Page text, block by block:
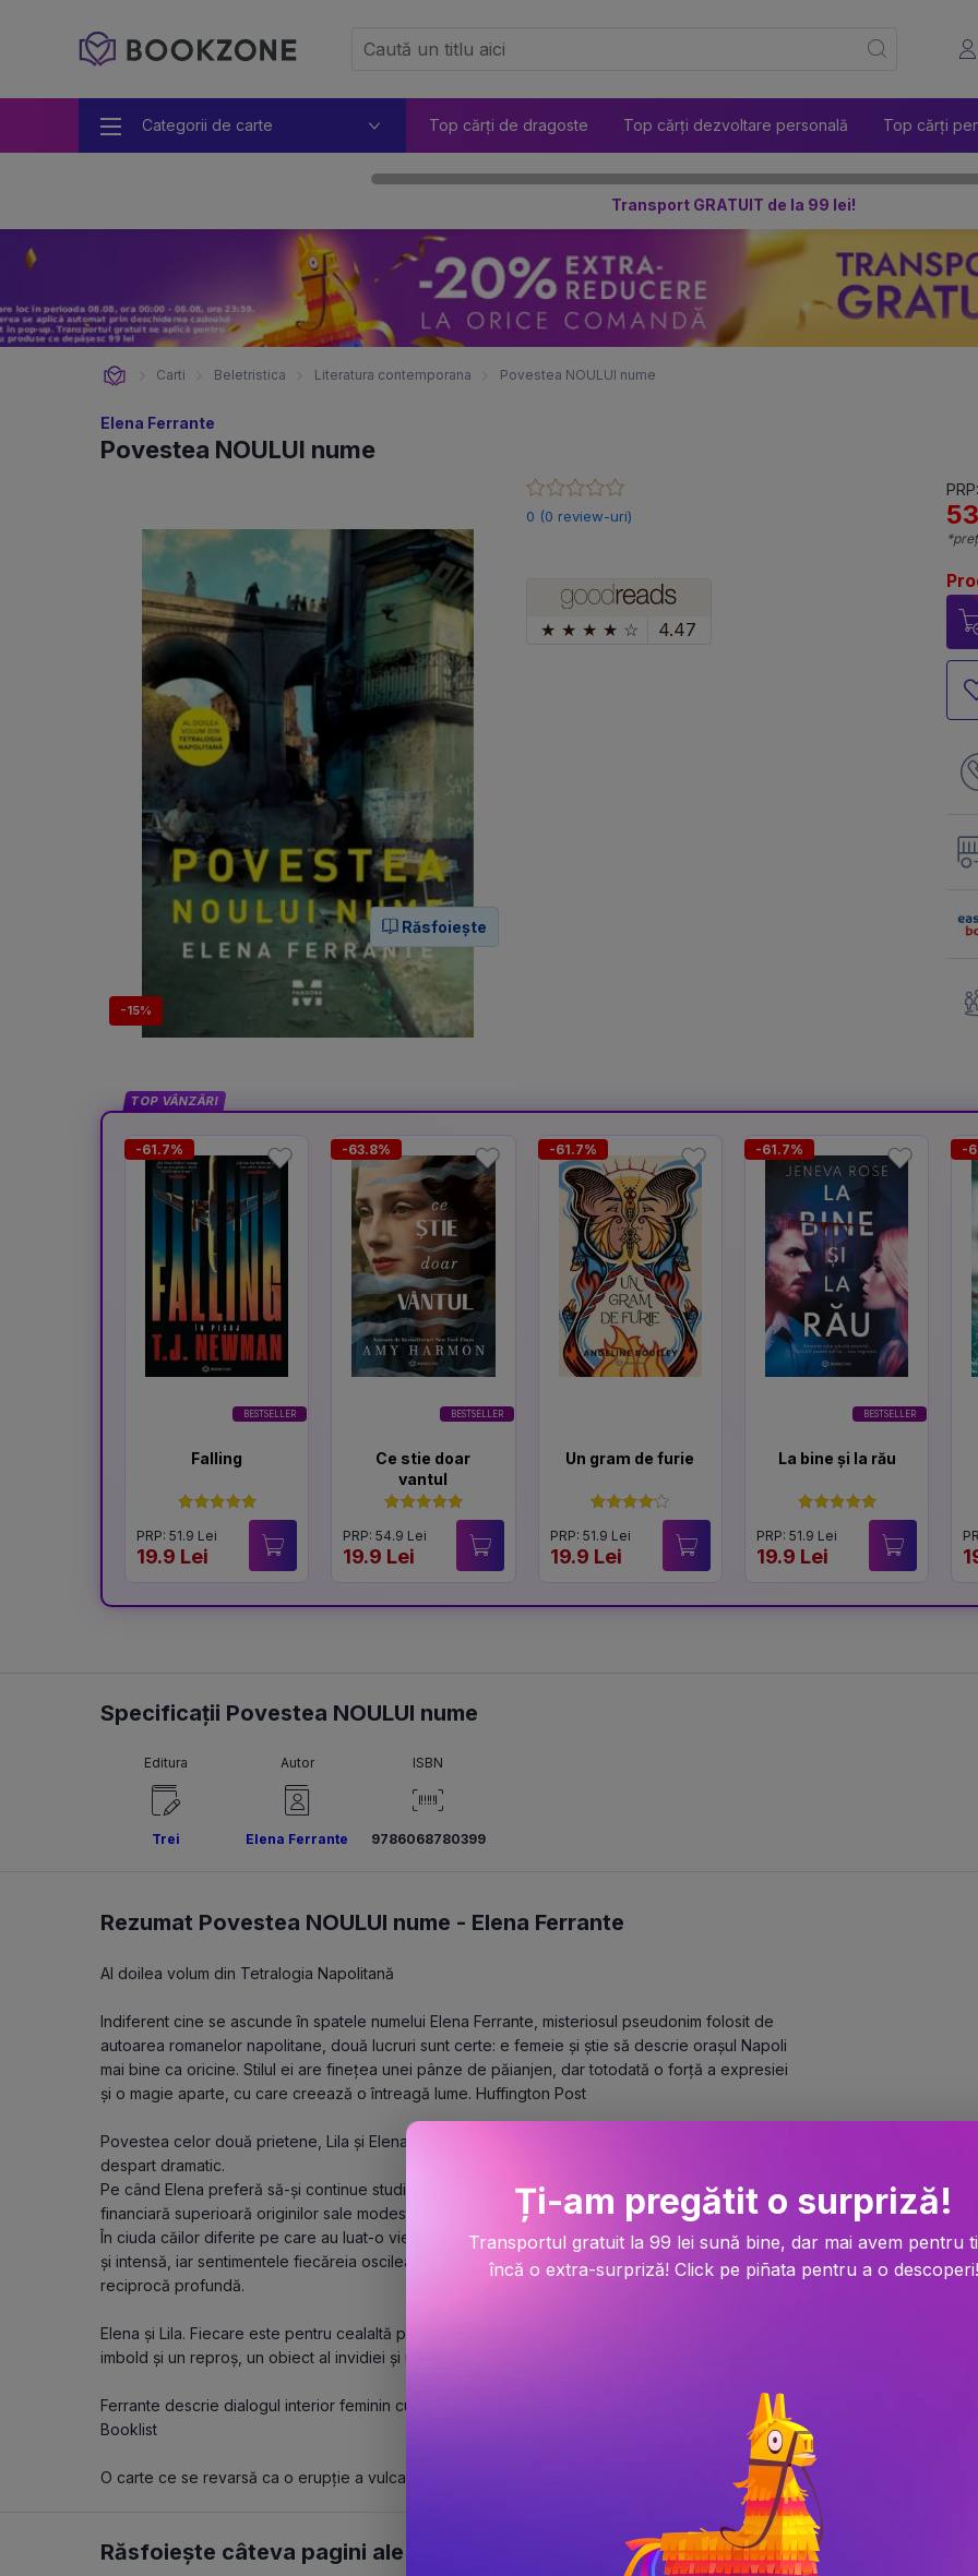
Categorii de carte Top cărți de dragoste Top cărți dezvoltare personală Top cărți
Transport GRATUIT de la 99 lei!
Carti Beletristica Literatura contemporana Povestea NOULUI nume
Elena Ferrante
Povestea NOULUI nume
-15%
Răsfoiește
0 (0 review-uri)
★ ★ ★ ★ ☆ 4.47
TOP VÂNZĂRI
BESTSELLER
-61.7%
Falling
PRP: 51.9 Lei
19.9 Lei
BESTSELLER
-63.8%
Ce stie doar
vantul
PRP: 54.9 Lei
19.9 Lei
-61.7%
Un gram de furie
PRP: 51.9 Lei
19.9 Lei
BESTSELLER
-61.7%
La bine și la rău
PRP: 51.9 Lei
19.9 Lei
-
Specificații Povestea NOULUI nume
Editura
Trei
Autor
Elena Ferrante
ISBN
9786068780399
Rezumat Povestea NOULUI nume - Elena Ferrante
Al doilea volum din Tetralogia Napolitană
Indiferent cine se ascunde în spatele numelui Elena Ferrante, misteriosul pseudonim folosit de
autoarea romanelor napolitane, două lucruri sunt certe: e femeie şi ştie să descrie oraşul Napoli
mai bine ca oricine. Stilul ei are finețea unei pânze de păianjen, dar totodată o forță a expresiei
şi o magie aparte, cu care creează o întreagă lume. Huffington Post
Povestea celor două prietene, Lila şi Elena, continuă. Acum sunt două tinere ale căror drumuri se
despart dramatic.
Pe când Elena preferă să-şi continue studiile, Lila se mărită, obținând astfel o condiție socială şi
financiară superioară originilor sale modeste, dar rămânând prizonieră într-o căsnicie nefericită.
În ciuda căilor diferite pe care au luat-o viețile lor, legătura dintre Lila şi Elena rămâne complexă
şi intensă, iar sentimentele fiecăreia oscilează, pe rând, între nepăsare, dispreț şi iubire
reciprocă profundă.
Elena şi Lila. Fiecare este pentru cealaltă prietena genială: o potențialitate neexprimată, un
imbold şi un reproş, un obiect al invidiei şi un orizont al dorinței. L’indice dei libri
Ferrante descrie dialogul interior feminin cu o fervoare şocant de sinceră, tulburător de directă.
Booklist
O carte ce se revarsă ca o erupție a vulcanului Vezuviu. La Repubblica
Răsfoiește câteva pagini ale cărții în PDF
Ți-am pregătit o surpriză!
Transportul gratuit la 99 lei sună bine, dar mai avem pentru
încă o extra-surpriză! Click pe piñata pentru a o descoperi!